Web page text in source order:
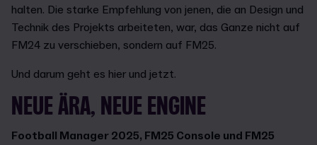
halten. Die starke Empfehlung von jenen, die an Design und
Technik des Projekts arbeiteten, war, das Ganze nicht auf
FM24 zu verschieben, sondern auf FM25.
Und darum geht es hier und jetzt.
NEUE ÄRA, NEUE ENGINE
Football Manager 2025, FM25 Console und FM25